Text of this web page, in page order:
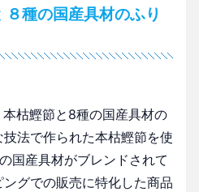
種の国産具材のふり
本枯鰹節と8種の国産具材の
法で作られた本枯鰹節を使
国産具材がブレンドされて
グでの販売に特化した商品